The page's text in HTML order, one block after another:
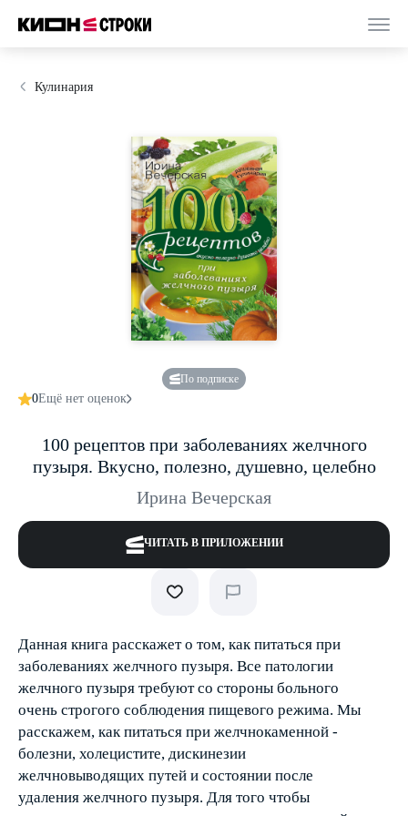
Кулинария
По подписке
0Ещё нет оценок
100 рецептов при заболеваниях желчного
пузыря. Вкусно, полезно, душевно, целебно
Ирина Вечерская
ЧИТАТЬ В ПРИЛОЖЕНИИ
Данная книга расскажет о том, как питаться при
заболеваниях желчного пузыря. Все патологии
желчного пузыря требуют со стороны больного
очень строгого соблюдения пищевого режима. Мы
расскажем, как питаться при желчнокаменной ­
болезни, холецистите, дискинезии
желчновыводящих путей и состоянии после
удаления желчного пузыря. Для того чтобы